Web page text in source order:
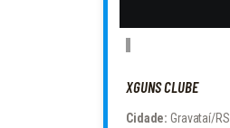
XGUNS CLUBE
Cidade: Gravataí/RS